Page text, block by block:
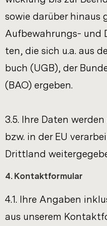
sowie dar­über hin­aus
Aufbewahrungs-​
ten, die sich u.a. aus
buch (UGB), der
(BAO) er­ge­ben.
3.5. Ihre Daten
bzw. in der EU
Dritt­land
4. Kon­takt­for­mu­lar
4.1. Ihre An­ga­ben
aus un­se­rem